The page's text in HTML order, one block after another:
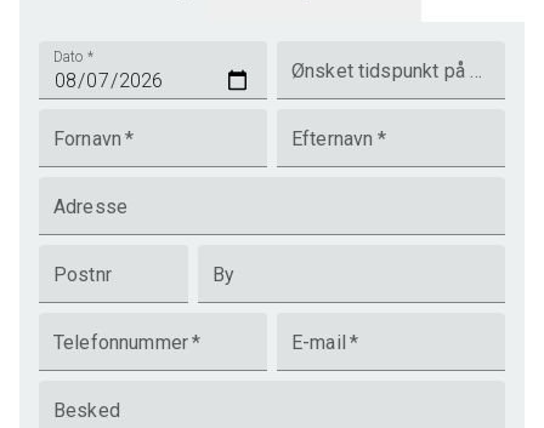
Dato *
Ønsket tidspunkt på dagen
Fornavn * Efternavn *
Adresse
Postnr By
Telefonnummer* E-mail *
Besked